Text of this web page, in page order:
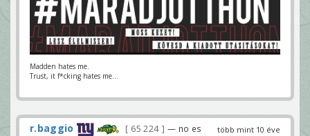
Madden hates me.
Trust, it f*cking hates me...
több mint 10 éve
r.baggio 65 224
— no es